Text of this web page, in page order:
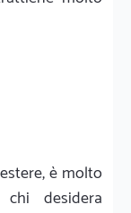
è molto
desidera